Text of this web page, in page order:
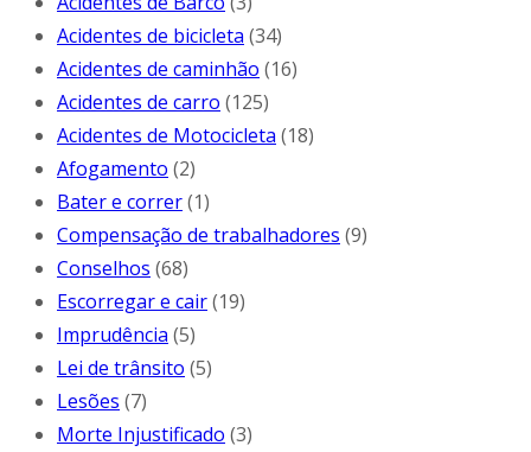
Acidentes de bicicleta (34)
Acidentes de caminhão (16)
Acidentes de carro (125)
Acidentes de Motocicleta (18)
Afogamento (2)
Bater e correr(1)
Compensação de trabalhadores (9)
Conselhos (68)
Escorregar e cair(19)
Imprudência (5)
Lei de trânsito (5)
Lesões (7)
Morte Injustificado (3)